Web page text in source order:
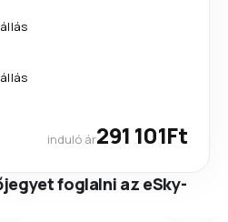
induló ár291 101Ft
foglalni az eSky-